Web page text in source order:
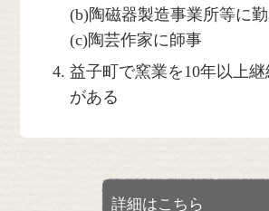
(b)陶磁器製造事業所等に
(c)陶芸作家に師事
益子町で窯業を10年以上
がある
詳細はこちら